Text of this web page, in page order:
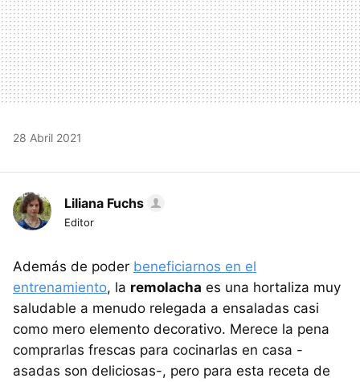
28 Abril 2021
Liliana Fuchs
Editor
Además de poder beneficiarnos en el
entrenamiento, la remolacha es una hortaliza muy
saludable a menudo relegada a ensaladas casi
como mero elemento decorativo. Merece la pena
comprarlas frescas para cocinarlas en casa -
asadas son deliciosas-, pero para esta receta de